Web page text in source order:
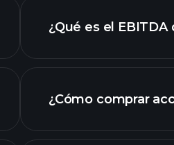
¿Qué es el EBITDA
¿Cómo comprar